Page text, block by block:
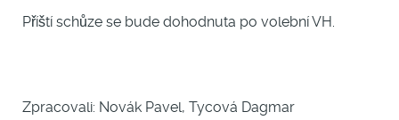
Příští schůze se bude dohodnuta po volební VH.
Zpracovali: Novák Pavel, Tycová Dagmar